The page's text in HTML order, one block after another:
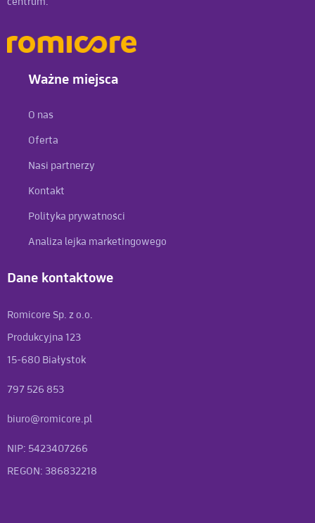
Ważne miejsca
O nas
Oferta
Nasi partnerzy
Kontakt
Polityka prywatności
Analiza lejka marketingowego
Dane kontaktowe
Romicore Sp. z o.o.
Produkcyjna 123
15-680 Białystok
797 526 853
biuro@romicore.pl
NIP: 5423407266
REGON: 386832218